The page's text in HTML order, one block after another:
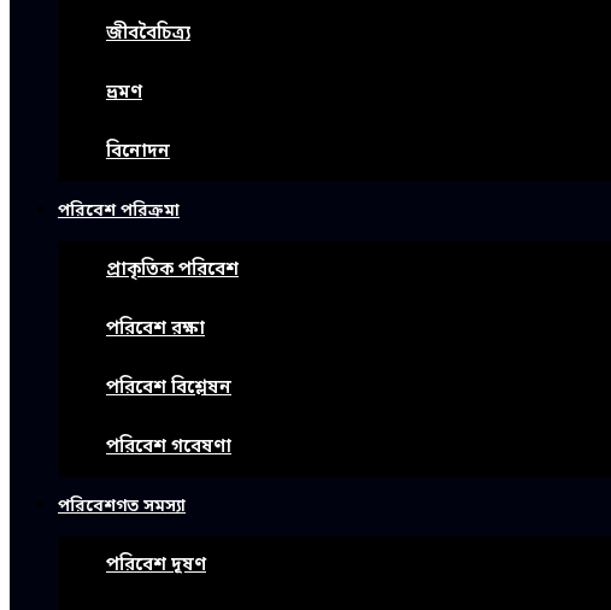
জীববৈচিত্র্য
ভ্রমণ
বিনোদন
পরিবেশ পরিক্রমা
প্রাকৃতিক পরিবেশ
পরিবেশ রক্ষা
পরিবেশ বিশ্লেষন
পরিবেশ গবেষণা
পরিবেশগত সমস্যা
পরিবেশ দূষণ